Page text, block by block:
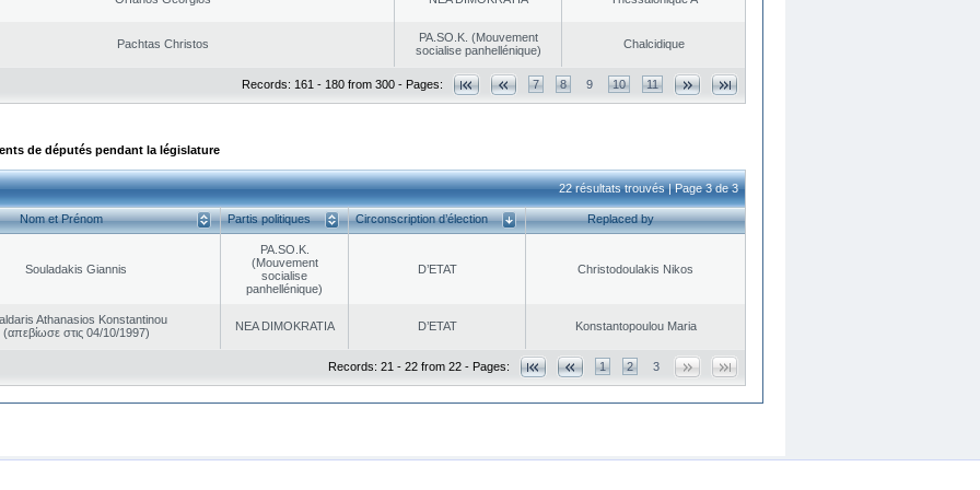
Pachtas Christos
PA.SO.K. (Mouvement
socialise panhellénique)
Chalcidique
Records: 161 - 180 from 300 - Pages: 7 8 9 10 11
de députés pendant la législature
22 résultats trouvés | Page 3 de 3
Nom et Prénom Partis politiques Circonscription d’élection Replaced by
Souladakis Giannis
PA.SO.K.
(Mouvement
socialise
panhellénique)
D’ETAT Christodoulakis Nikos
Athanasios Konstantinou
(απεβίωσε στις 04/10/1997)
NEA DΙMOKRATIA D’ETAT Konstantopoulou Maria
Records: 21 - 22 from 22 - Pages: 1 2 3